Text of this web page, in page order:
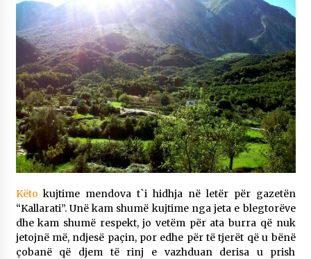
Këto kujtime mendova t`i hidhja në letër për gazetën
“Kallarati”. Unë kam shumë kujtime nga jeta e blegtorëve
dhe kam shumë respekt, jo vetëm për ata burra që nuk
jetojnë më, ndjesë paçin, por edhe për të tjerët që u bënë
çobanë që djem të rinj e vazhduan derisa u prish